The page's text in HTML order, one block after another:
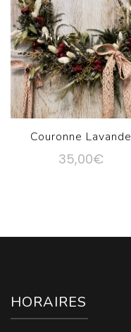
Couronne Lavande
35,00€
HORAIRES